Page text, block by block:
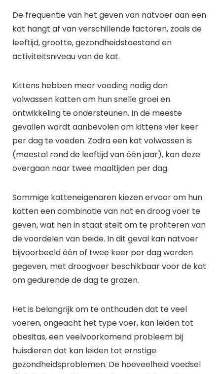
De frequentie van het geven van natvoer aan een
kat hangt af van verschillende factoren, zoals de
leeftijd, grootte, gezondheidstoestand en
activiteitsniveau van de kat.
Kittens hebben meer voeding nodig dan
volwassen katten om hun snelle groei en
ontwikkeling te ondersteunen. In de meeste
gevallen wordt aanbevolen om kittens vier keer
per dag te voeden. Zodra een kat volwassen is
(meestal rond de leeftijd van één jaar), kan deze
overgaan naar twee maaltijden per dag.
Sommige katteneigenaren kiezen ervoor om hun
katten een combinatie van nat en droog voer te
geven, wat hen in staat stelt om te profiteren van
de voordelen van beide. In dit geval kan natvoer
bijvoorbeeld één of twee keer per dag worden
gegeven, met droogvoer beschikbaar voor de kat
om gedurende de dag te grazen.
Het is belangrijk om te onthouden dat te veel
voeren, ongeacht het type voer, kan leiden tot
obesitas, een veelvoorkomend probleem bij
huisdieren dat kan leiden tot ernstige
gezondheidsproblemen. De hoeveelheid voedsel